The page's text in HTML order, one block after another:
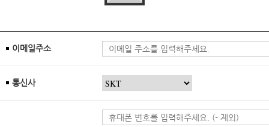
이메일주소
통신사